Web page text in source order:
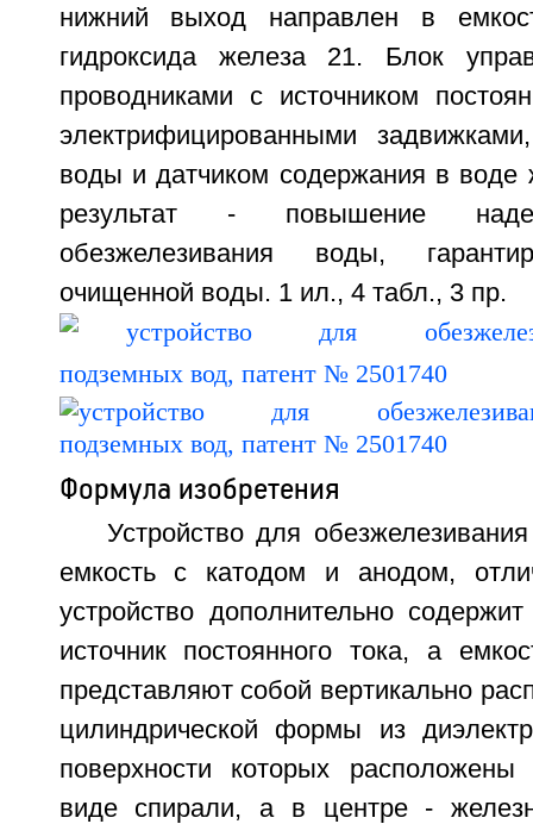
нижний выход направлен в
гидроксида железа 21. Блок
проводниками с источником
электрифицированными
воды и датчиком содержания в воде
результат - повышение
обезжелезивания воды,
очищенной воды. 1 ил., 4 табл., 3 пр.
Формула изобретения
Устройство для
емкость с катодом и анодом,
устройство дополнительно
источник постоянного тока, а
представляют собой вертикально
цилиндрической формы из
поверхности которых
виде спирали, а в центре -